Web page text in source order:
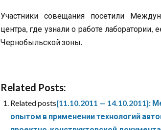
Участники совещания посетили
центра, где узнали о работе
Чернобыльской зоны.
Related Posts:
Related posts[11.10.2011 — 14.10.2011]:
опытом в применении технологий